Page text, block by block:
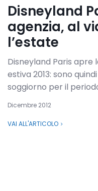
Disneyland
agenzia, al
l’estate
Disneyland Paris
estiva 2013: sono
soggiorno per il
Dicembre 2012
VAI ALL'ARTICOLO